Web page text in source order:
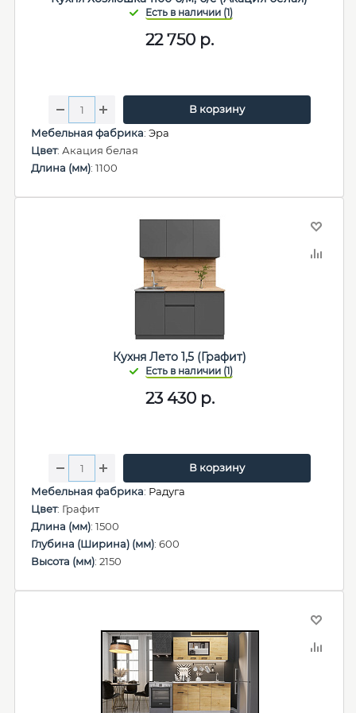
22 750 р.
В корзину
Мебельная фабрика: Эра
Цвет: Акация белая
Длина (мм): 1100
Кухня Лето 1,5 (Графит)
23 430р.
В корзину
Мебельная фабрика: Радуга
Цвет: Графит
Длина (мм): 1500
Глубина (Ширина) (мм): 600
Высота (мм): 2150